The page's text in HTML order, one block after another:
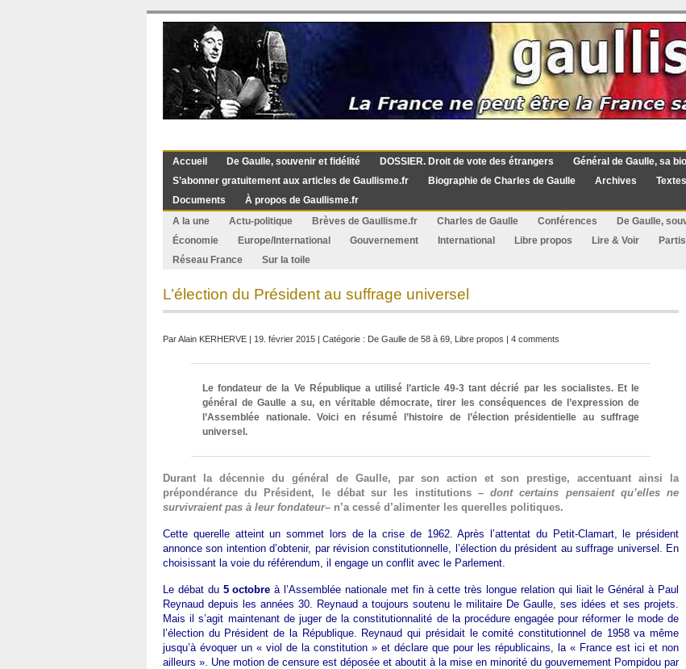
Accueil De Gaulle, souvenir et fidélité DOSSIER. Droit de vote des étrangers Général de Gaulle, sa
S’abonner gratuitement aux articles de Gaullisme.fr
Biographie de Charles de Gaulle Archives
Documents
À propos de Gaullisme.fr
A la une
Actu-politique Brèves de Gaullisme.fr Charles de Gaulle Conférences De Gaulle,
Économie
Europe/International Gouvernement International Libre propos Lire & Voir
Réseau France
Sur la toile
L’élection du Président au suffrage universel
ParAlain KERHERVE | 19. février 2015 | Catégorie : De Gaulle de 58 à 69 Libre propos | 4 comments
Le fondateur de la Ve République a utilisé l’article 49-3 tant décrié par les socialistes. Et le
général de Gaulle a su, en véritable démocrate, tirer les conséquences de l’expression de
l’Assemblée nationale. Voici en résumé l’histoire de l’élection présidentielle au suffrage
universel.
Durant la décennie du général de Gaulle, par son action et son prestige, accentuant ainsi la
prépondérance du Président, le débat sur les institutions –dont certains pensaient qu’elles ne
survivraient pas à leur fondateur– n’a cessé d’alimenter les querelles politiques.
Cette querelle atteint un sommet lors de la crise de 1962. Après l’attentat du Petit-Clamart, le président
annonce son intention d’obtenir, par révision constitutionnelle, l’élection du président au suffrage universel. En
choisissant la voie du référendum, il engage un conflit avec le Parlement.
Le débat du 5 octobre à l’Assemblée nationale met fin à cette très longue relation qui liait le Général à Paul
Reynaud depuis les années 30. Reynaud a toujours soutenu le militaire De Gaulle, ses idées et ses projets.
Mais il s’agit maintenant de juger de la constitutionnalité de la procédure engagée pour réformer le mode de
l’élection du Président de la République. Reynaud qui présidait le comité constitutionnel de 1958 va même
jusqu’à évoquer un « viol de la constitution » et déclare que pour les républicains, la « France est ici et non
ailleurs ». Une motion de censure est déposée et aboutit à la mise en minorité du gouvernement Pompidou par